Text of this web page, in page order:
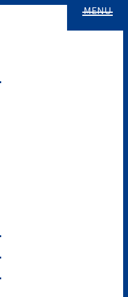
性能構造
管理
営業所長